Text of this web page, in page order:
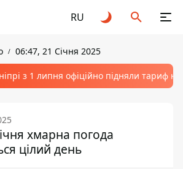
RU
06:47, 21 Січня 2025
з 1 липня офіційно підняли тариф
хмарна погода
цілий день